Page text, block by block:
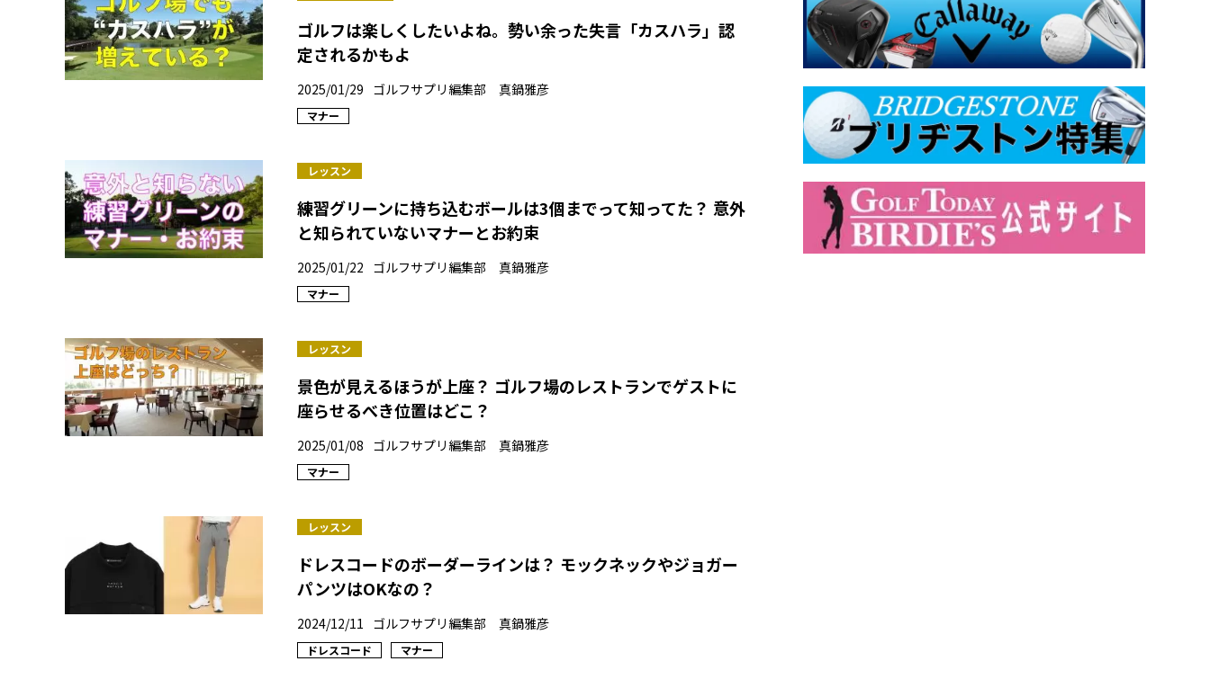
ゴルフは楽しくしたいよね。勢い余った失言「カスハラ」認
定されるかもよ
2025/01/29 ゴルフサプリ編集部 真鍋雅彦
マナー
レッスン
練習グリーンに持ち込むボールは3個までって知ってた？ 意外
と知られていないマナーとお約束
2025/01/22 ゴルフサプリ編集部 真鍋雅彦
マナー
レッスン
景色が見えるほうが上座？ ゴルフ場のレストランでゲストに
座らせるべき位置はどこ？
2025/01/08 ゴルフサプリ編集部 真鍋雅彦
マナー
レッスン
ドレスコードのボーダーラインは？ モックネックやジョガー
パンツはOKなの？
2024/12/11 ゴルフサプリ編集部 真鍋雅彦
ドレスコード マナー